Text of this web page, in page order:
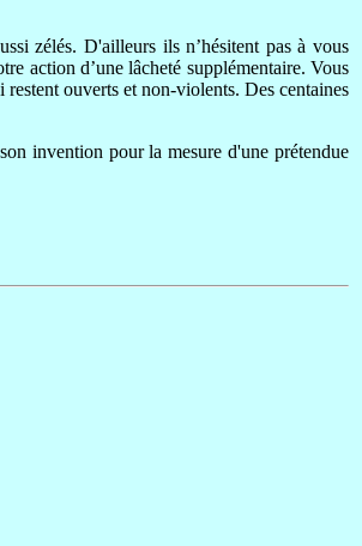
zélés. D'ailleurs ils n’hésitent pas à vous
action d’une lâcheté supplémentaire. Vous
ouverts et non-violents. Des centaines
invention pour la mesure d'une prétendue